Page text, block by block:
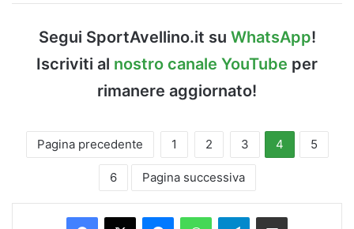
Segui SportAvellino.it su WhatsApp!
Iscriviti al nostro canale YouTube per
rimanere aggiornato!
Pagina precedente 1 2 3 4 5
6 Pagina successiva
Facebook
X MessengerWhatsAppTelegramCondividi via Email